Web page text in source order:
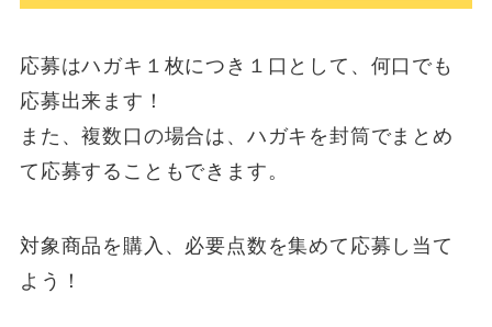
応募はハガキ１枚につき１口として、何口でも
応募出来ます！
また、複数口の場合は、ハガキを封筒でまとめ
て応募することもできます。
対象商品を購入、必要点数を集めて応募し当て
よう！